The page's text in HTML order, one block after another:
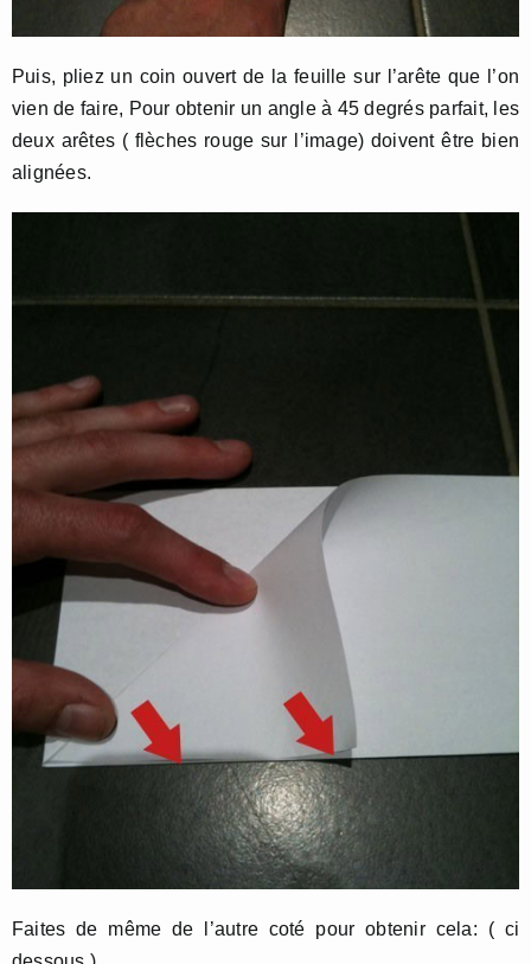
Puis, pliez un coin ouvert de la feuille sur l’arête que l’on
vien de faire, Pour obtenir un angle à 45 degrés parfait, les
deux arêtes ( flèches rouge sur l’image) doivent être bien
alignées.
Faites de même de l’autre coté pour obtenir cela: ( ci